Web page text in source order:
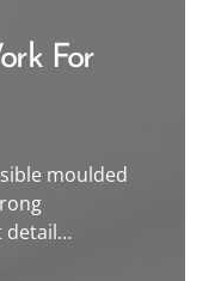
For
moulded
detail…